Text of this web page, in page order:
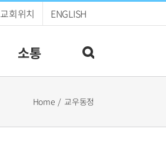
교회위치 ENGLISH
소통
Home 교우동정